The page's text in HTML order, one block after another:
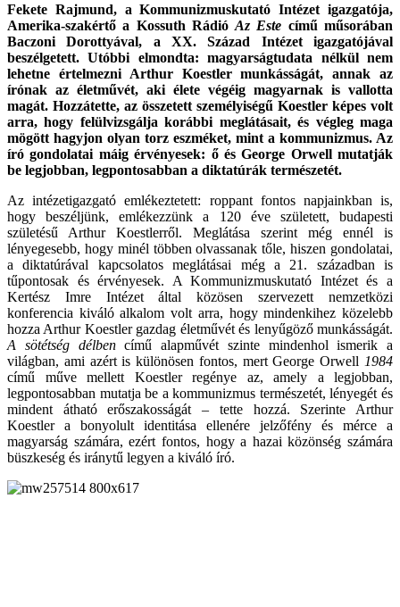
Fekete Rajmund, a Kommunizmuskutató Intézet igazgatója,
Amerika-szakértő a Kossuth RádióAz Este című műsorában
Baczoni Dorottyával, a XX. Század Intézet igazgatójával
beszélgetett. Utóbbi elmondta: magyarságtudata nélkül nem
lehetne értelmezni Arthur Koestler munkásságát, annak az
írónak az életművét, aki élete végéig magyarnak is vallotta
magát. Hozzátette, az összetett személyiségű Koestler képes volt
arra, hogy felülvizsgálja korábbi meglátásait, és végleg maga
mögött hagyjon olyan torz eszméket, mint a kommunizmus. Az
író gondolatai máig érvényesek: ő és George Orwell mutatják
be legjobban, legpontosabban a diktatúrák természetét.
Az intézetigazgató emlékeztetett: roppant fontos napjainkban is,
hogy beszéljünk, emlékezzünk a 120 éve született, budapesti
születésű Arthur Koestlerről. Meglátása szerint még ennél is
lényegesebb, hogy minél többen olvassanak tőle, hiszen gondolatai,
a diktatúrával kapcsolatos meglátásai még a 21. században is
tűpontosak és érvényesek. A Kommunizmuskutató Intézet és a
Kertész Imre Intézet által közösen szervezett nemzetközi
konferencia kiváló alkalom volt arra, hogy mindenkihez közelebb
hozza Arthur Koestler gazdag életművét és lenyűgöző munkásságát.
A sötétség délbencímű alapművét szinte mindenhol ismerik a
világban, ami azért is különösen fontos, mert George Orwell 1984
című műve mellett Koestler regénye az, amely a legjobban,
legpontosabban mutatja be a kommunizmus természetét, lényegét és
mindent átható erőszakosságát – tette hozzá. Szerinte Arthur
Koestler a bonyolult identitása ellenére jelzőfény és mérce a
magyarság számára, ezért fontos, hogy a hazai közönség számára
büszkeség és iránytű legyen a kiváló író.